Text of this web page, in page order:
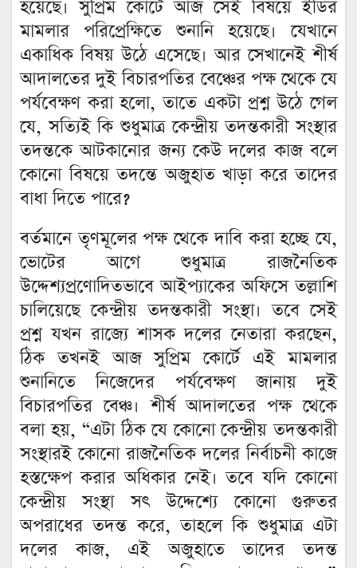
হয়েছে। সুপ্রিম কোর্টে আজ সেই বিষয়ে ইডির
মামলার পরিপ্রেক্ষিতে শুনানি হয়েছে। যেখানে
একাধিক বিষয় উঠে এসেছে। আর সেখানেই শীর্ষ
আদালতের দুই বিচারপতির বেঞ্চের পক্ষ থেকে যে
পর্যবেক্ষণ করা হলো, তাতে একটা প্রশ্ন উঠে গেল
যে, সত্যিই কি শুধুমাত্র কেন্দ্রীয় তদন্তকারী সংস্থার
তদন্তকে আটকানোর জন্য কেউ দলের কাজ বলে
কোনো বিষয়ে তদন্তে অজুহাত খাড়া করে তাদের
বাধা দিতে পারে?
বর্তমানে তৃণমূলের পক্ষ থেকে দাবি করা হচ্ছে যে,
ভোটের আগে শুধুমাত্র রাজনৈতিক
উদ্দেশ্যপ্রণোদিতভাবে আইপ্যাকের অফিসে তল্লাশি
চালিয়েছে কেন্দ্রীয় তদন্তকারী সংস্থা। তবে সেই
প্রশ্ন যখন রাজ্যে শাসক দলের নেতারা করছেন,
ঠিক তখনই আজ সুপ্রিম কোর্টে এই মামলার
শুনানিতে নিজেদের পর্যবেক্ষণ জানায় দুই
বিচারপতির বেঞ্চ। শীর্ষ আদালতের পক্ষ থেকে
বলা হয়, “এটা ঠিক যে কোনো কেন্দ্রীয় তদন্তকারী
সংস্থারই কোনো রাজনৈতিক দলের নির্বাচনী কাজে
হস্তক্ষেপ করার অধিকার নেই। তবে যদি কোনো
কেন্দ্রীয় সংস্থা সৎ উদ্দেশ্যে কোনো গুরুতর
অপরাধের তদন্ত করে, তাহলে কি শুধুমাত্র এটা
দলের কাজ, এই অজুহাতে তাদের তদন্ত